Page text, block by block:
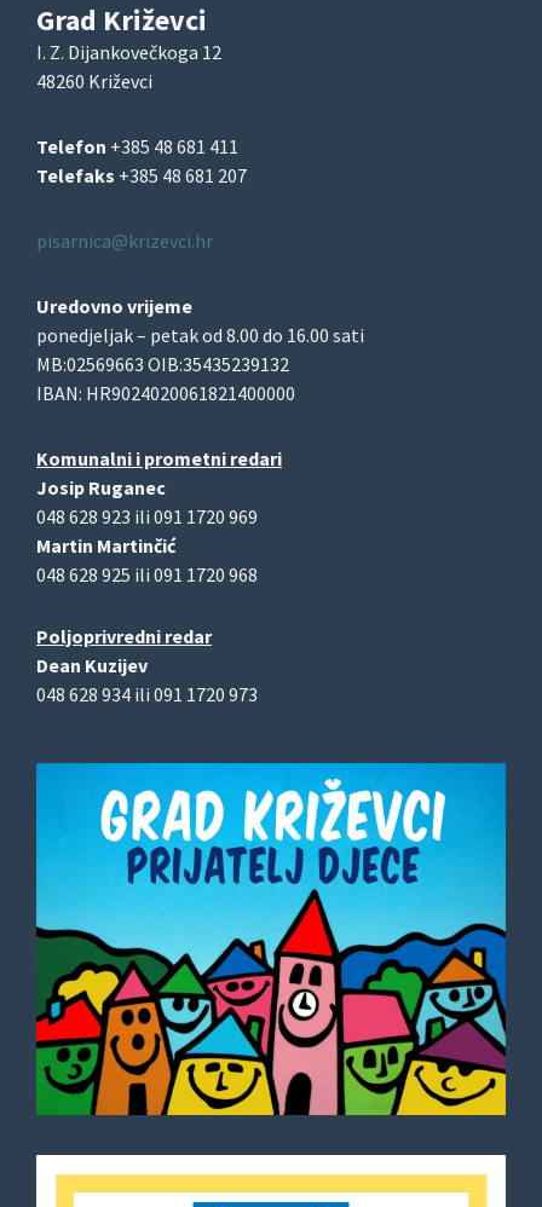
Grad Križevci
I. Z. Dijankovečkoga 12
48260 Križevci
Telefon +385 48 681 411
Telefaks +385 48 681 207
pisarnica@krizevci.hr
Uredovno vrijeme
ponedjeljak – petak od 8.00 do 16.00 sati
MB:02569663 OIB:35435239132
IBAN: HR9024020061821400000
Komunalni i prometni redari
Josip Ruganec
048 628 923 ili 091 1720 969
Martin Martinčić
048 628 925 ili 091 1720 968
Poljoprivredni redar
Dean Kuzijev
048 628 934 ili 091 1720 973